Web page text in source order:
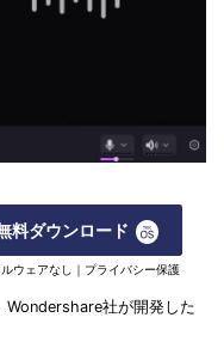
料ダウンロード
ウェアなし｜プライバシー保護
Wondershare社が開発した